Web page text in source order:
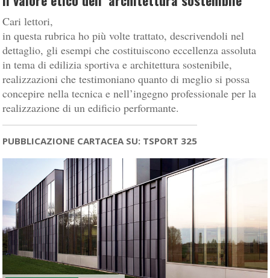
Cari lettori,
in questa rubrica ho più volte trattato, descrivendoli nel
dettaglio, gli esempi che costituiscono eccellenza assoluta
in tema di edilizia sportiva e architettura sostenibile,
realizzazioni che testimoniano quanto di meglio si possa
concepire nella tecnica e nell’ingegno professionale per la
realizzazione di un edificio performante.
PUBBLICAZIONE CARTACEA SU: TSPORT 325